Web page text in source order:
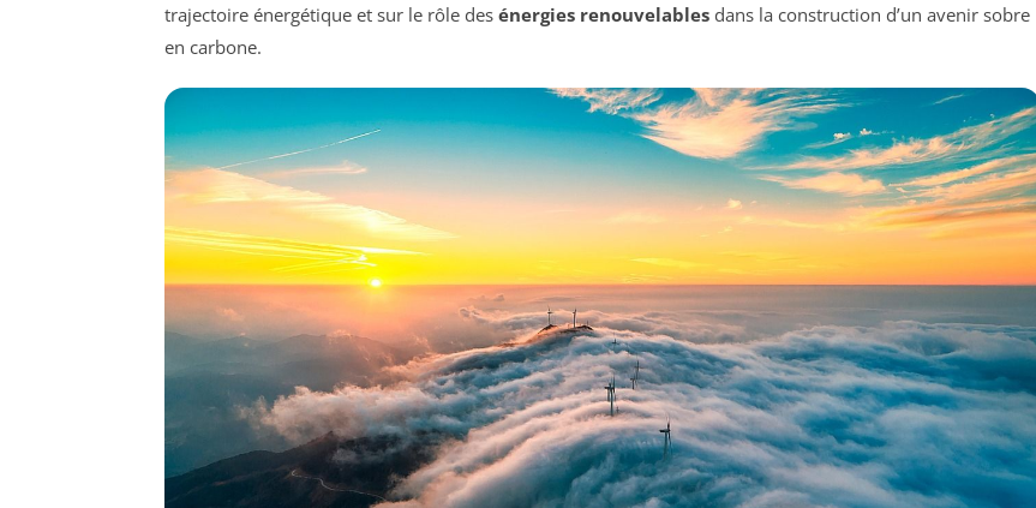
trajectoire énergétique et sur le rôle des énergies renouvelables dans la construction d’un avenir sobre
en carbone.